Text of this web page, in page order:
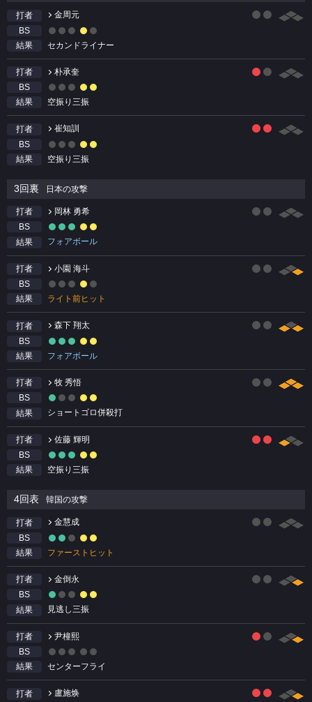
打者
金周元
BS
結果
セカンドライナー
打者
朴承奎
BS
結果
空振り三振
打者
崔知訓
BS
結果
空振り三振
3回裏 日本の攻撃
打者
岡林 勇希
BS
結果
フォアボール
打者
小園 海斗
BS
結果
ライト前ヒット
打者
森下 翔太
BS
結果
フォアボール
打者
牧 秀悟
BS
結果
ショートゴロ併殺打
打者
佐藤 輝明
BS
結果
空振り三振
4回表 韓国の攻撃
打者
金慧成
BS
結果
ファーストヒット
打者
金倒永
BS
結果
見逃し三振
打者
尹橦熙
BS
結果
センターフライ
打者 盧施焕